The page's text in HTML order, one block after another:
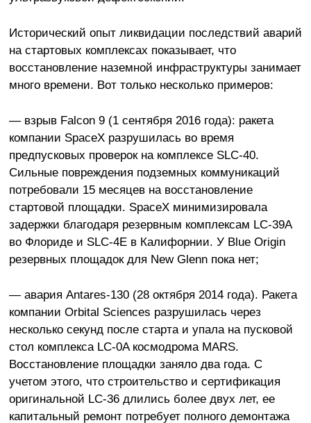
Исторический опыт ликвидации последствий аварий
на стартовых комплексах показывает, что
восстановление наземной инфраструктуры занимает
много времени. Вот только несколько примеров:
— взрыв Falcon 9 (1 сентября 2016 года): ракета
компании SpaceX разрушилась во время
предпусковых проверок на комплексе SLC-40.
Сильные повреждения подземных коммуникаций
потребовали 15 месяцев на восстановление
стартовой площадки. SpaceX минимизировала
задержки благодаря резервным комплексам LC-39A
во Флориде и SLC-4E в Калифорнии. У Blue Origin
резервных площадок для New Glenn пока нет;
— авария Antares-130 (28 октября 2014 года). Ракета
компании Orbital Sciences разрушилась через
несколько секунд после старта и упала на пусковой
стол комплекса LC-0A космодрома MARS.
Восстановление площадки заняло два года. С
учетом этого, что строительство и сертификация
оригинальной LC-36 длились более двух лет, ее
капитальный ремонт потребует полного демонтажа